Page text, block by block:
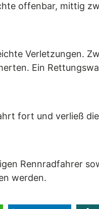
offenbar, mittig
Verletzungen.
Ein
fort und verließ
Rennradfahrer
werden.